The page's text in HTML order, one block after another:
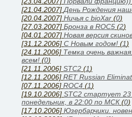
[21.04.2007] День Рождения
[20.04.2007] Ничья с bioXar (0)
[27.03.2007] Бронза в ROC5 (2)
[04.01.2007] Новая версия
[31.12.2006] C Новым годом! (1)
[24.11.2006] Темка очень
всем! (0)
[21.11.2006] STC2 (1)
[12.11.2006] RET Russian
[07.11.2006] ROC4 (1)
[19.10.2006] STC2 стартует 23
понедельник, в 22:00 по МСК(0)
[17.10.2006] Юзербарчики.